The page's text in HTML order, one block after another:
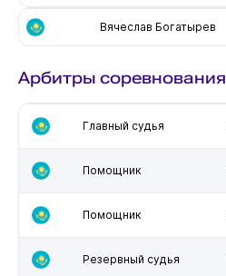
Вячеслав Богатырев
Арбитры соревнования
Главный судья
Помощник
Помощник
Резервный судья